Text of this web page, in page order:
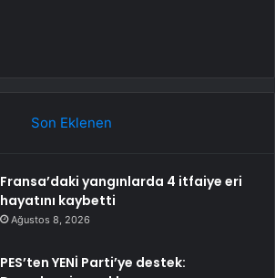
Son Eklenen
Fransa’daki yangınlarda 4 itfaiye eri
hayatını kaybetti
Ağustos 8, 2026
PES’ten YENİ Parti’ye destek: